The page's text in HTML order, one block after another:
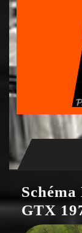
Skip
to
content
GTX